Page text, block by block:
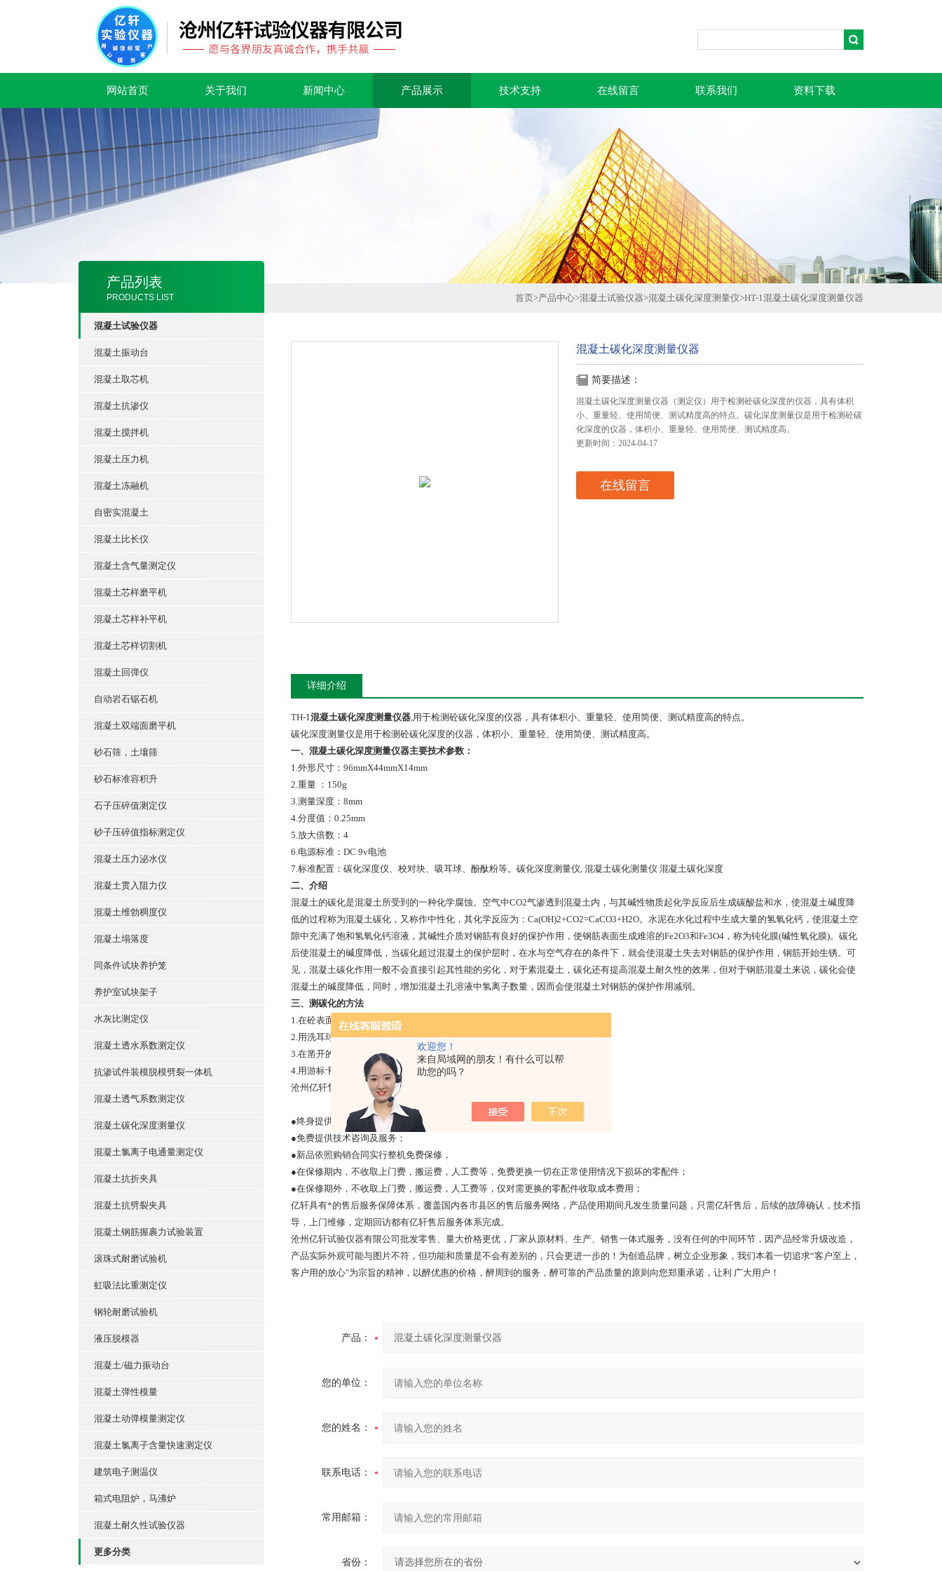
欢迎您！
来自局域网的朋友！有什么可以帮
助您的吗？
网站首页 关于我们 新闻中心 产品展示 技术支持 在线留言 联系我们 资料下载
产品列表
PRODUCTS LIST
混凝土试验仪器
混凝土振动台
混凝土取芯机
混凝土抗渗仪
混凝土搅拌机
混凝土压力机
混凝土冻融机
自密实混凝土
混凝土比长仪
混凝土含气量测定仪
混凝土芯样磨平机
混凝土芯样补平机
混凝土芯样切割机
混凝土回弹仪
自动岩石锯石机
混凝土双端面磨平机
砂石筛，土壤筛
砂石标准容积升
石子压碎值测定仪
砂子压碎值指标测定仪
混凝土压力泌水仪
混凝土贯入阻力仪
混凝土维勃稠度仪
混凝土塌落度
同条件试块养护笼
养护室试块架子
水灰比测定仪
混凝土透水系数测定仪
抗渗试件装模脱模劈裂一体机
混凝土透气系数测定仪
混凝土碳化深度测量仪
混凝土氯离子电通量测定仪
混凝土抗折夹具
混凝土抗劈裂夹具
混凝土钢筋握裹力试验装置
滚珠式耐磨试验机
虹吸法比重测定仪
钢轮耐磨试验机
液压脱模器
混凝土/磁力振动台
混凝土弹性模量
混凝土动弹模量测定仪
混凝土氯离子含量快速测定仪
建筑电子测温仪
箱式电阻炉，马沸炉
混凝土耐久性试验仪器
更多分类
首页>产品中心>混凝土试验仪器>混凝土碳化深度测量仪>HT-1混凝土碳化深度测量仪器
混凝土碳化深度测量仪器
简要描述：
混凝土碳化深度测量仪器（测定仪）用于检测砼碳化深度的仪器，具有体积
小、重量轻、使用简便、测试精度高的特点。碳化深度测量仪是用于检测砼碳
化深度的仪器，体积小、重量轻、使用简便、测试精度高。
更新时间：2024-04-17
在线留言
详细介绍
TH-1混凝土碳化深度测量仪器,用于检测砼碳化深度的仪器，具有体积小、重量轻、使用简便、测试精度高的特点。
碳化深度测量仪是用于检测砼碳化深度的仪器，体积小、重量轻、使用简便、测试精度高。
一、 混凝土碳化深度测量仪器主要技术参数：
1.外形尺寸：96mmX44mmX14mm
2.重量 ：150g
3.测量深度：8mm
4.分度值：0.25mm
5.放大倍数：4
6.电源标准：DC 9v电池
7.标准配置：碳化深度仪、校对块、吸耳球、酚酞粉等。碳化深度测量仪, 混凝土碳化测量仪 混凝土碳化深度
二、介绍
混凝土的碳化是混凝土所受到的一种化学腐蚀。空气中CO2气渗透到混凝土内，与其碱性物质起化学反应后生成碳酸盐和水，使混凝土碱度降
低的过程称为混凝土碳化，又称作中性化，其化学反应为：Ca(OH)2+CO2=CaCO3+H2O。水泥在水化过程中生成大量的氢氧化钙，使混凝土空
隙中充满了饱和氢氧化钙溶液，其碱性介质对钢筋有良好的保护作用，使钢筋表面生成难溶的Fe2O3和Fe3O4，称为钝化膜(碱性氧化膜)。碳化
后使混凝土的碱度降低，当碳化超过混凝土的保护层时，在水与空气存在的条件下，就会使混凝土失去对钢筋的保护作用，钢筋开始生锈。可
见，混凝土碳化作用一般不会直接引起其性能的劣化，对于素混凝土，碳化还有提高混凝土耐久性的效果，但对于钢筋混凝土来说，碳化会使
混凝土的碱度降低，同时，增加混凝土孔溶液中氢离子数量，因而会使混凝土对钢筋的保护作用减弱。
三、测碳化的方法
1.在砼表面凿个小洞，深1cm左右;
2.用洗耳球或小皮老虎吹掉灰尘碎屑;
3.在凿开的砼表面滴或者喷1的酚酞酒精溶液;
4.用游标卡尺或碳化深度深度测定仪测定没有变色的砼的深度。
沧州亿轩售后服务宗旨：
●终身提供维修及维护服务，终身负责零配件的及时供应；
●免费提供技术咨询及服务；
●新品依照购销合同实行整机免费保修，
●在保修期内，不收取上门费，搬运费，人工费等，免费更换一切在正常使用情况下损坏的零配件；
●在保修期外，不收取上门费，搬运费，人工费等，仅对需更换的零配件收取成本费用；
亿轩具有*的售后服务保障体系，覆盖国内各市县区的售后服务网络，产品使用期间凡发生质量问题，只需亿轩售后，后续的故障确认，技术指
导，上门维修，定期回访都有亿轩售后服务体系完成。
沧州亿轩试验仪器有限公司批发零售、量大价格更优，厂家从原材料、生产、销售一体式服务，没有任何的中间环节，因产品经常升级改造，
产品实际外观可能与图片不符，但功能和质量是不会有差别的，只会更进一步的！为创造品牌，树立企业形象，我们本着一切追求“客户至上，
客户用的放心"为宗旨的精神，以醉优惠的价格，醉周到的服务，醉可靠的产品质量的原则向您郑重承诺，让利 广大用户！
产品：
您的单位：
您的姓名：
联系电话：
常用邮箱：
省份：